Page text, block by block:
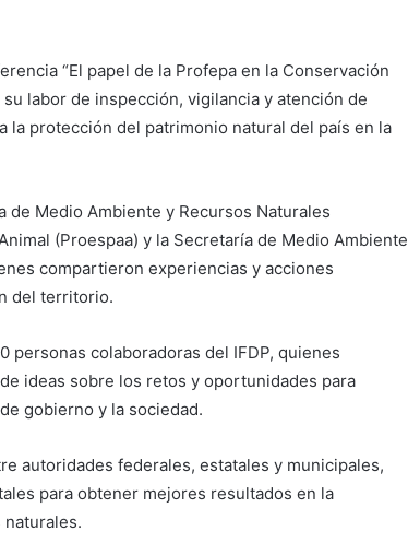
“El papel de la Profepa en la Conservación
labor de inspección, vigilancia y atención de
la protección del patrimonio natural del país en la
Medio Ambiente y Recursos Naturales
(Proespaa) y la Secretaría de Medio Ambiente
compartieron experiencias y acciones
del territorio.
personas colaboradoras del IFDP, quienes
ideas sobre los retos y oportunidades para
gobierno y la sociedad.
autoridades federales, estatales y municipales,
para obtener mejores resultados en la